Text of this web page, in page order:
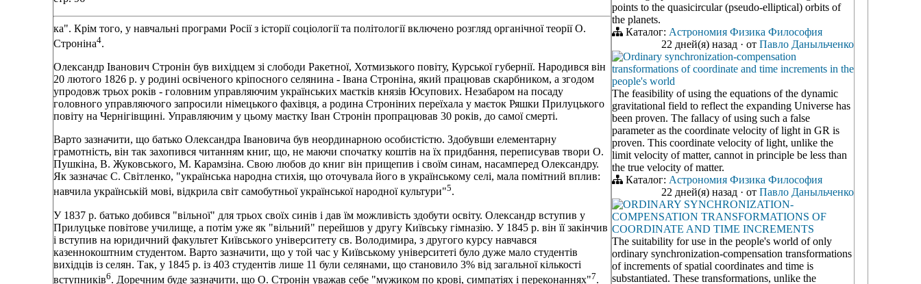
ка". Крім того, у навчальні програми Росії з історії соціології та політології включено розгляд органічної теорії О.
Строніна4.
Олександр Іванович Стронін був вихідцем зі слободи Ракетної, Хотмизького повіту, Курської губернії. Народився він
20 лютого 1826 р. у родині освіченого кріпосного селянина - Івана Строніна, який працював скарбником, а згодом
упродовж трьох років - головним управляючим українських маєтків князів Юсупових. Незабаром на посаду
головного управляючого запросили німецького фахівця, а родина Строніних переїхала у маєток Ряшки Прилуцького
повіту на Чернігівщині. Управляючим у цьому маєтку Іван Стронін пропрацював 30 років, до самої смерті.
Варто зазначити, що батько Олександра Івановича був неординарною особистістю. Здобувши елементарну
грамотність, він так захопився читанням книг, що, не маючи спочатку коштів на їх придбання, переписував твори О.
Пушкіна, В. Жуковського, М. Карамзіна. Свою любов до книг він прищепив і своїм синам, насамперед Олександру.
Як зазначає С. Світленко, "українська народна стихія, що оточувала його в українському селі, мала помітний вплив:
навчила українській мові, відкрила світ самобутньої української народної культури"5.
У 1837 р. батько добився "вільної" для трьох своїх синів і дав їм можливість здобути освіту. Олександр вступив у
Прилуцьке повітове училище, а потім уже як "вільний" перейшов у другу Київську гімназію. У 1845 р. він її закінчив
і вступив на юридичний факультет Київського університету св. Володимира, з другого курсу навчався
казеннокоштним студентом. Варто зазначити, що у той час у Київському університеті було дуже мало студентів
вихідців із селян. Так, у 1845 р. із 403 студентів лише 11 були селянами, що становило 3% від загальної кількості
вступників6. Доречним буде зазначити, що О. Стронін уважав себе "мужиком по крові, симпатіях і переконаннях"7.
points to the quasicircular (pseudo-elliptical) orbits of
the planets.
Каталог: Астрономия Физика Философия
22 дней(я) назад · от Павло Даныльченко
Ordinary synchronization-compensation
transformations of coordinate and time increments in the
people's world
The feasibility of using the equations of the dynamic
gravitational field to reflect the expanding Universe has
been proven. The fallacy of using such a false
parameter as the coordinate velocity of light in GR is
proven. This coordinate velocity of light, unlike the
limit velocity of matter, cannot in principle be less than
the true velocity of matter.
Каталог: Астрономия Физика Философия
22 дней(я) назад · от Павло Даныльченко
ORDINARY SYNCHRONIZATION-
COMPENSATION TRANSFORMATIONS OF
COORDINATE AND TIME INCREMENTS
The suitability for use in the people's world of only
ordinary synchronization-compensation transformations
of increments of spatial coordinates and time is
substantiated. These transformations, unlike the